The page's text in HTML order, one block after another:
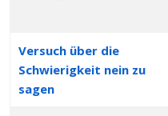
Versuch über die
Schwierigkeit nein zu
sagen